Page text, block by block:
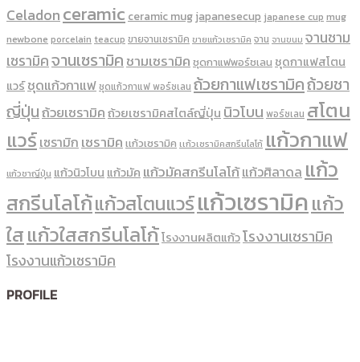
Celadonceramic ceramic mug japanesecup japanese cup mug
newbone porcelain teacup ขายจานเซรามิค ขายแก้วเซรามิค จาน จานขนม จานชาม
เซรามิคจานเซรามิคชามเซรามิคชุดกาแฟพอร์ชเลน ชุดกาแฟสโตน
แวร์ชุดแก้วกาแฟชุดแก้วกาแฟ พอร์ซเลน ถ้วยกาแฟเซรามิคถ้วยชา
ญี่ปุ่นถ้วยเซรามิคถ้วยเซรามิคสไตล์ญี่ปุ่นนิวโบนพอร์ซเลน สโตน
แวร์เซรามิกเซรามิคเเก้วเซรามิค เเก้วเซรามิคสกรีนโลโก้ แก้วกาแฟ
แก้วชาญี่ปุ่น แก้วนิวโบนแก้วมัคแก้วมัคสกรีนโลโก้แก้วศิลาดลแก้ว
สกรีนโลโก้แก้วสโตนแวร์แก้วเซรามิคแก้ว
ใสแก้วใสสกรีนโลโก้โรงงานผลิตแก้วโรงงานเซรามิค
โรงงานแก้วเซรามิค
PROFILE